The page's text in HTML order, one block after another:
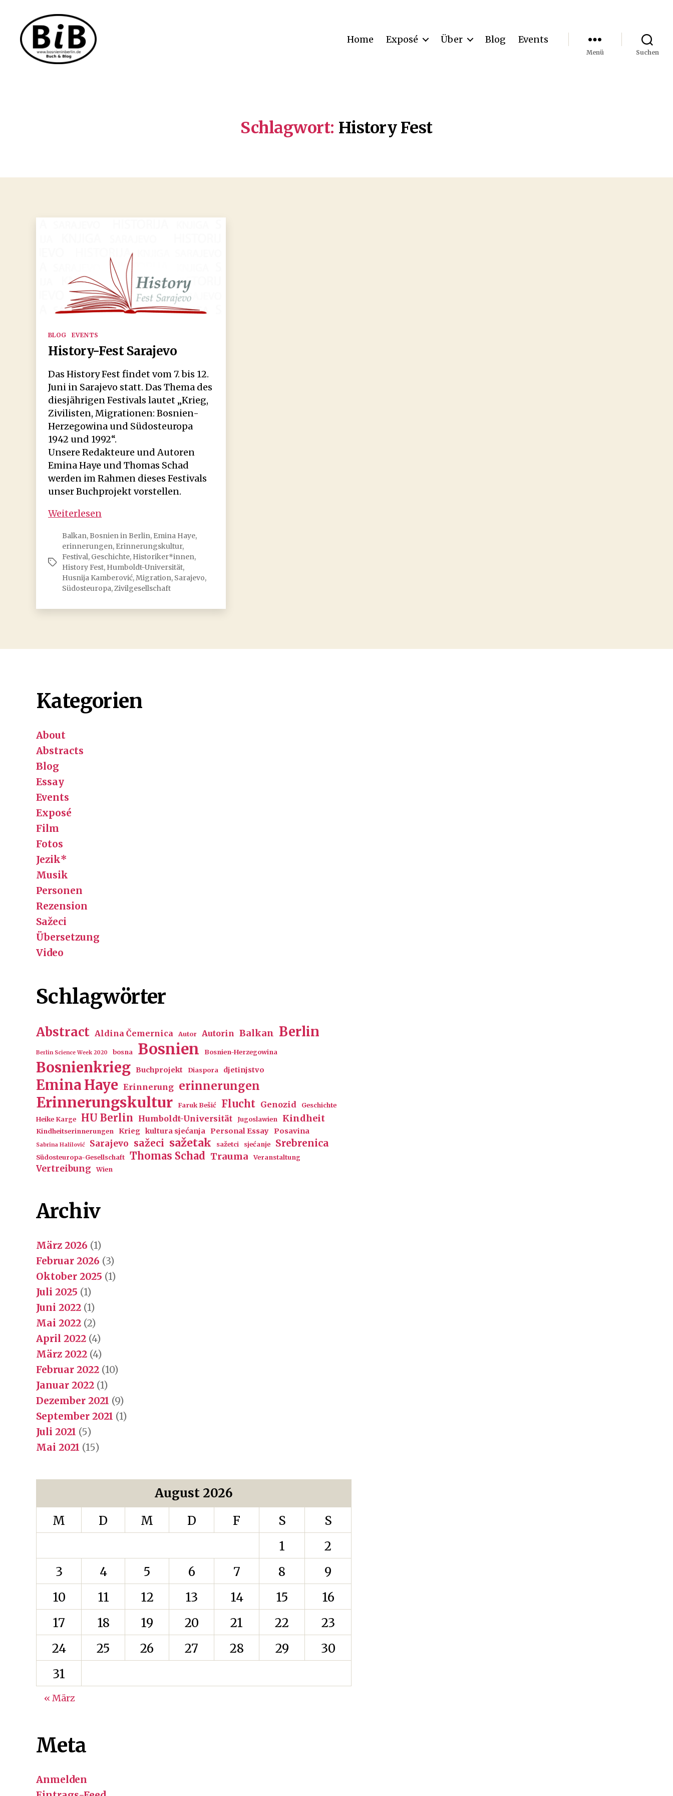
Home Exposé Über Blog Events
Menü Suchen
Schlagwort: History Fest
Kategorien
BLOG EVENTS
History-Fest Sarajevo
Das History Fest findet vom 7. bis 12.
Juni in Sarajevo statt. Das Thema des
diesjährigen Festivals lautet „Krieg,
Zivilisten, Migrationen: Bosnien-
Herzegowina und Südosteuropa
1942 und 1992“.
Unsere Redakteure und Autoren
Emina Haye und Thomas Schad
werden im Rahmen dieses Festivals
unser Buchprojekt vorstellen.
Weiterlesen
Sarajevo
Schlagwörter
Balkan, Bosnien in Berlin, Emina Haye,
erinnerungen, Erinnerungskultur,
Festival, Geschichte, Historiker*innen,
History Fest, Humboldt-Universität,
Husnija Kamberović,Migration, Sarajevo,
Südosteuropa,Zivilgesellschaft
Kategorien
About
Abstracts
Blog
Essay
Events
Exposé
Film
Fotos
Jezik*
Musik
Personen
Rezension
Sažeci
Übersetzung
Video
Schlagwörter
Abstract Aldina Čemernica Autor Autorin Balkan Berlin
Berlin Science Week 2020 bosna Bosnien Bosnien-Herzegowina
Bosnienkrieg Buchprojekt Diaspora djetinjstvo
Emina Haye Erinnerung erinnerungen
Erinnerungskultur Faruk Bešić Flucht Genozid
Geschichte
Heike Karge
HU Berlin Humboldt-Universität Jugoslawien Kindheit
Kindheitserinnerungen Krieg kultura sjećanja Personal Essay Posavina
Sabrina Halilović Sarajevo sažeci sažetak sažetci sjećanje Srebrenica
Südosteuropa-Gesellschaft Thomas Schad Trauma Veranstaltung
Vertreibung Wien
Archiv
März 2026 (1)
Februar 2026 (3)
Oktober 2025 (1)
Juli 2025 (1)
Juni 2022 (1)
Mai 2022 (2)
April 2022 (4)
März 2022 (4)
Februar 2022 (10)
Januar 2022 (1)
Dezember 2021 (9)
September 2021 (1)
Juli 2021 (5)
Mai 2021 (15)
August 2026
M
D M D F S
S
1
2
3
4 5 6 7 8
9
10
11 12 13 14 15
16
17
18 19 20 21 22
23
24
25 26 27 28 29
30
31
« März
Meta
Anmelden